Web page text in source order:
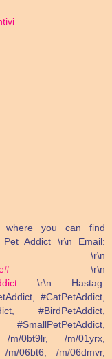
where you can find
Addict \r\n Email:
\r\n
\r\n
\r\n Hastag:
#CatPetAddict,
#BirdPetAddict,
/m/0bt9lr, /m/01yrx,
06bt6, /m/06dmvr,